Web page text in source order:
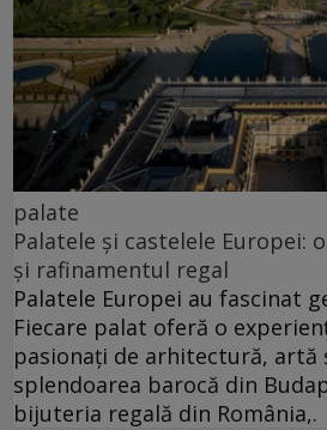
palate
Palatele și castelele Europei:
și rafinamentul regal
Palatele Europei au fascinat
Fiecare palat oferă o
pasionați de arhitectură, artă
splendoarea barocă din
bijuteria regală din România,.